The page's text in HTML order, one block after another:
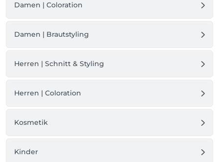
Damen | Coloration
Damen | Brautstyling
Herren | Schnitt & Styling
Herren | Coloration
Kosmetik
Kinder